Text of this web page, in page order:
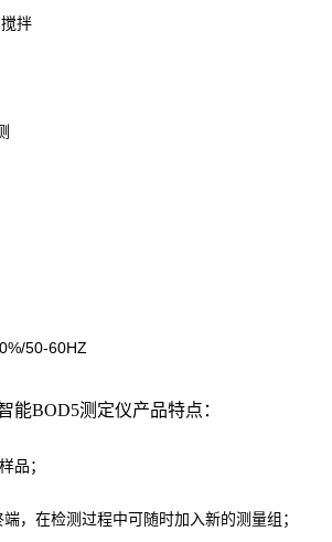
拌
50-60HZ
能BOD5测定仪产品特点：
品；
，在检测过程中可随时加入新的测量组；